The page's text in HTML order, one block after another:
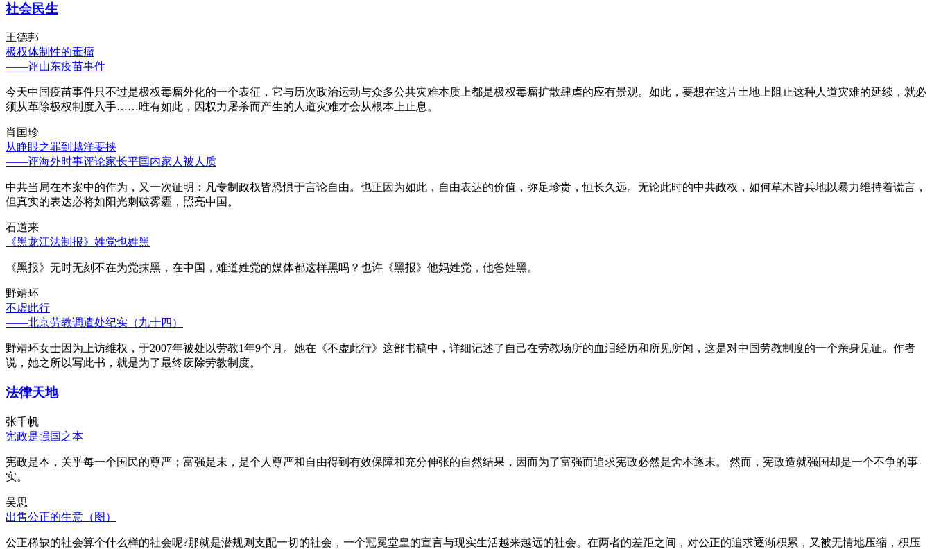
社会民生
王德邦
极权体制性的毒瘤
——评山东疫苗事件
今天中国疫苗事件只不过是极权毒瘤外化的一个表征，它与历次政治运动与众多公共灾难本质上都是极权毒瘤扩散肆虐的应有景观。如此，要想在这片土地上阻止这种人道灾难的延续，就必
须从革除极权制度入手……唯有如此，因权力屠杀而产生的人道灾难才会从根本上止息。
肖国珍
从睁眼之罪到越洋要挟
——评海外时事评论家长平国内家人被人质
中共当局在本案中的作为，又一次证明：凡专制政权皆恐惧于言论自由。也正因为如此，自由表达的价值，弥足珍贵，恒长久远。无论此时的中共政权，如何草木皆兵地以暴力维持着谎言，
但真实的表达必将如阳光刺破雾霾，照亮中国。
石道来
《黑龙江法制报》姓党也姓黑
《黑报》无时无刻不在为党抹黑，在中国，难道姓党的媒体都这样黑吗？也许《黑报》他妈姓党，他爸姓黑。
野靖环
不虚此行
——北京劳教调遣处纪实（九十四）
野靖环女士因为上访维权，于2007年被处以劳教1年9个月。她在《不虚此行》这部书稿中，详细记述了自己在劳教场所的血泪经历和所见所闻，这是对中国劳教制度的一个亲身见证。作者
说，她之所以写此书，就是为了最终废除劳教制度。
法律天地
张千帆
宪政是强国之本
宪政是本，关乎每一个国民的尊严；富强是末，是个人尊严和自由得到有效保障和充分伸张的自然结果，因而为了富强而追求宪政必然是舍本逐末。 然而，宪政造就强国却是一个不争的事
实。
吴思
出售公正的生意（图）
公正稀缺的社会算个什么样的社会呢?那就是潜规则支配一切的社会，一个冠冕堂皇的宣言与现实生活越来越远的社会。在两者的差距之间，对公正的追求逐渐积累，又被无情地压缩，积压